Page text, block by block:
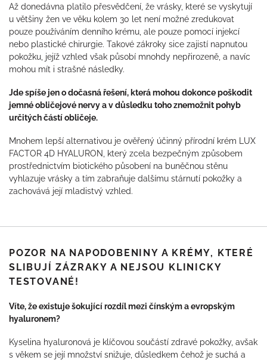
Až donedávna platilo přesvědčení, že vrásky, které se vyskytují
u většiny žen ve věku kolem 30 let není možné zredukovat
pouze používáním denního krému, ale pouze pomocí injekcí
nebo plastické chirurgie. Takové zákroky sice zajistí napnutou
pokožku, jejíž vzhled však působí mnohdy nepřirozeně, a navíc
mohou mít i strašné následky.
Jde spíše jen o dočasná řešení, která mohou dokonce poškodit
jemné obličejové nervy a v důsledku toho znemožnit pohyb
určitých částí obličeje.
Mnohem lepší alternativou je ověřený účinný přírodní krém LUX
FACTOR 4D HYALURON, který zcela bezpečným způsobem
prostřednictvím biotického působení na buněčnou stěnu
vyhlazuje vrásky a tím zabraňuje dalšímu stárnutí pokožky a
zachovává její mladistvý vzhled.
POZOR NA NAPODOBENINY A KRÉMY, KTERÉ
SLIBUJÍ ZÁZRAKY A NEJSOU KLINICKY
TESTOVANÉ!
Víte, že existuje šokující rozdíl mezi čínským a evropským
hyaluronem?
Kyselina hyaluronová je klíčovou součástí zdravé pokožky, avšak
s věkem se její množství snižuje, důsledkem čehož je suchá a